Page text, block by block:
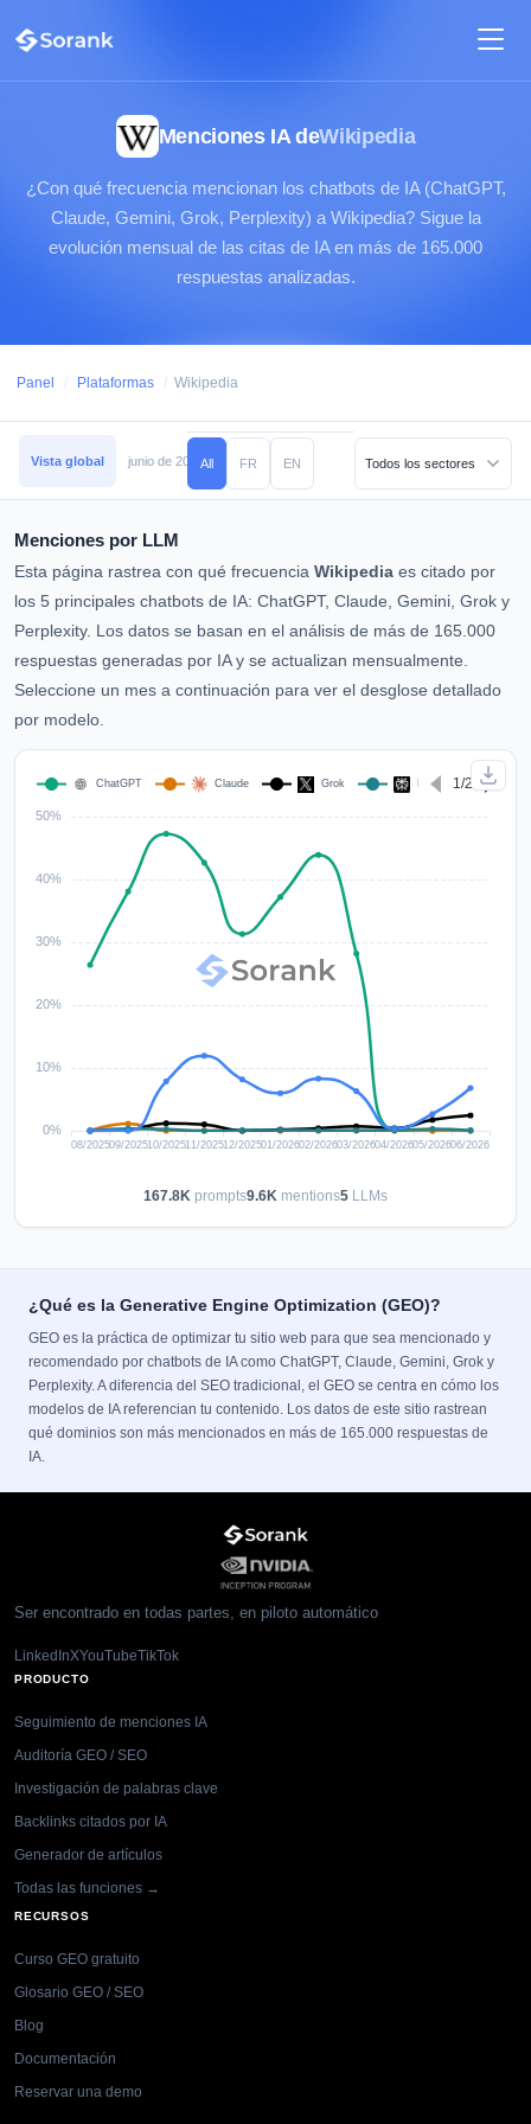
Menciones IA deWikipedia
¿Con qué frecuencia mencionan los chatbots de IA (ChatGPT,
Claude, Gemini, Grok, Perplexity) a Wikipedia? Sigue la
evolución mensual de las citas de IA en más de 165.000
respuestas analizadas.
Panel / Plataformas / Wikipedia
Vista global junio de 2026 mayo de 2026 abril de 2026 marzo de 2026
All FR EN
Menciones por LLM
Esta página rastrea con qué frecuencia Wikipedia es citado por
los 5 principales chatbots de IA: ChatGPT, Claude, Gemini, Grok y
Perplexity. Los datos se basan en el análisis de más de 165.000
respuestas generadas por IA y se actualizan mensualmente.
Seleccione un mes a continuación para ver el desglose detallado
por modelo.
167.8K prompts9.6K mentions5 LLMs
¿Qué es la Generative Engine Optimization (GEO)?
GEO es la práctica de optimizar tu sitio web para que sea mencionado y
recomendado por chatbots de IA como ChatGPT, Claude, Gemini, Grok y
Perplexity. A diferencia del SEO tradicional, el GEO se centra en cómo los
modelos de IA referencian tu contenido. Los datos de este sitio rastrean
qué dominios son más mencionados en más de 165.000 respuestas de
IA.
Ser encontrado en todas partes, en piloto automático
LinkedInXYouTubeTikTok
PRODUCTO
Seguimiento de menciones IA
Auditoría GEO / SEO
Investigación de palabras clave
Backlinks citados por IA
Generador de artículos
Todas las funciones →
RECURSOS
Curso GEO gratuito
Glosario GEO / SEO
Blog
Documentación
Reservar una demo